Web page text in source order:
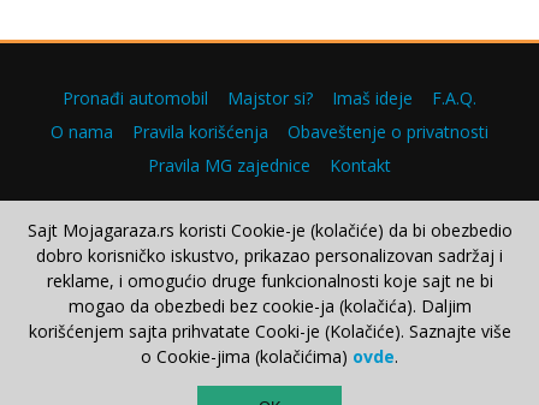
Pronađi automobil Majstor si? Imaš ideje
F.A.Q.
O nama
Pravila korišćenja
Obaveštenje o privatnosti
Pravila MG zajednice
Kontakt
Copyright © 2000–2026.
Sajt Mojagaraza.rs koristi Cookie-je (kolačiće) da bi obezbedio
dobro korisničko iskustvo, prikazao personalizovan sadržaj i
reklame, i omogućio druge funkcionalnosti koje sajt ne bi
mogao da obezbedi bez cookie-ja (kolačića). Daljim
korišćenjem sajta prihvatate Cooki-je (Kolačiće). Saznajte više
o Cookie-jima (kolačićima) ovde.